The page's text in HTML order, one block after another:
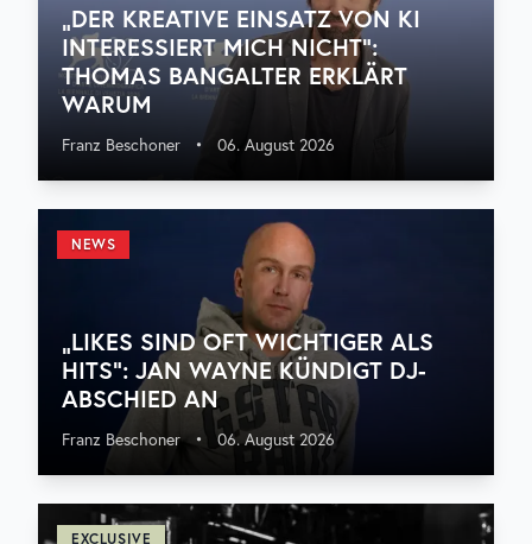
„DER KREATIVE EINSATZ VON KI
INTERESSIERT MICH NICHT“:
THOMAS BANGALTER ERKLÄRT
WARUM
Franz Beschoner • 06. August 2026
NEWS
„LIKES SIND OFT WICHTIGER ALS
HITS“: JAN WAYNE KÜNDIGT DJ-
ABSCHIED AN
Franz Beschoner • 06. August 2026
EXCLUSIVE